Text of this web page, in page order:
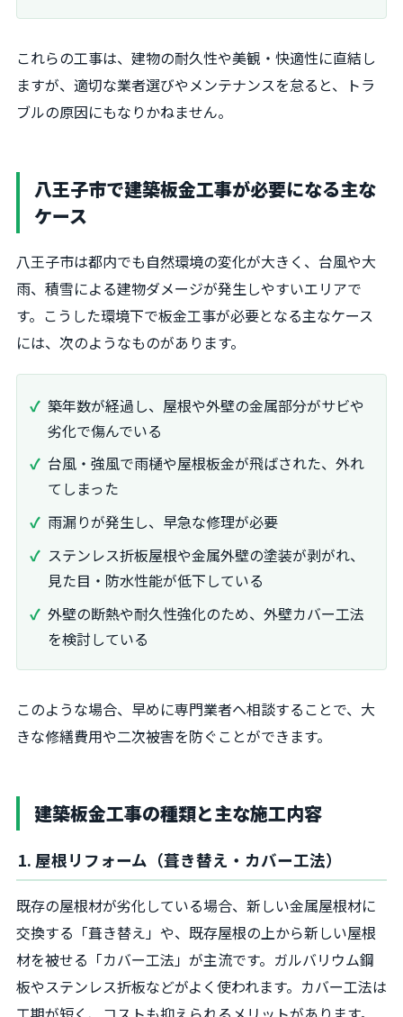
これらの工事は、建物の耐久性や美観・快適性に直結し
ますが、適切な業者選びやメンテナンスを怠ると、トラ
ブルの原因にもなりかねません。
八王子市で建築板金工事が必要になる主な
ケース
八王子市は都内でも自然環境の変化が大きく、台風や大
雨、積雪による建物ダメージが発生しやすいエリアで
す。こうした環境下で板金工事が必要となる主なケース
には、次のようなものがあります。
築年数が経過し、屋根や外壁の金属部分がサビや
劣化で傷んでいる
台風・強風で雨樋や屋根板金が飛ばされた、外れ
てしまった
雨漏りが発生し、早急な修理が必要
ステンレス折板屋根や金属外壁の塗装が剥がれ、
見た目・防水性能が低下している
外壁の断熱や耐久性強化のため、外壁カバー工法
を検討している
このような場合、早めに専門業者へ相談することで、大
きな修繕費用や二次被害を防ぐことができます。
建築板金工事の種類と主な施工内容
1. 屋根リフォーム（葺き替え・カバー工法）
既存の屋根材が劣化している場合、新しい金属屋根材に
交換する「葺き替え」や、既存屋根の上から新しい屋根
材を被せる「カバー工法」が主流です。ガルバリウム鋼
板やステンレス折板などがよく使われます。カバー工法は